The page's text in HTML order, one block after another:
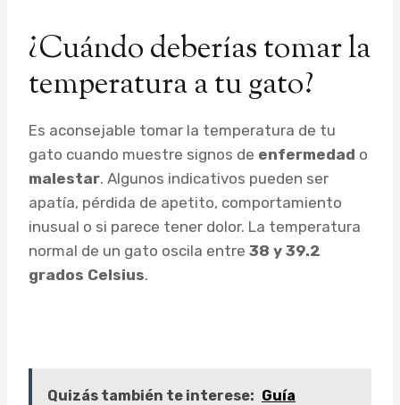
¿Cuándo deberías tomar la
temperatura a tu gato?
Es aconsejable tomar la temperatura de tu
gato cuando muestre signos de enfermedad o
malestar. Algunos indicativos pueden ser
apatía, pérdida de apetito, comportamiento
inusual o si parece tener dolor. La temperatura
normal de un gato oscila entre 38 y 39.2
grados Celsius.
Quizás también te interese: Guía